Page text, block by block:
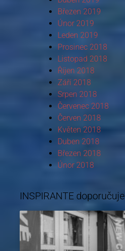
Březen 2019
Únor 2019
Leden 2019
Prosinec 2018
Listopad 2018
Říjen 2018
Září 2018
Srpen 2018
Červenec 2018
Červen 2018
Květen 2018
Duben 2018
Březen 2018
Únor 2018
INSPIRANTE doporučuje